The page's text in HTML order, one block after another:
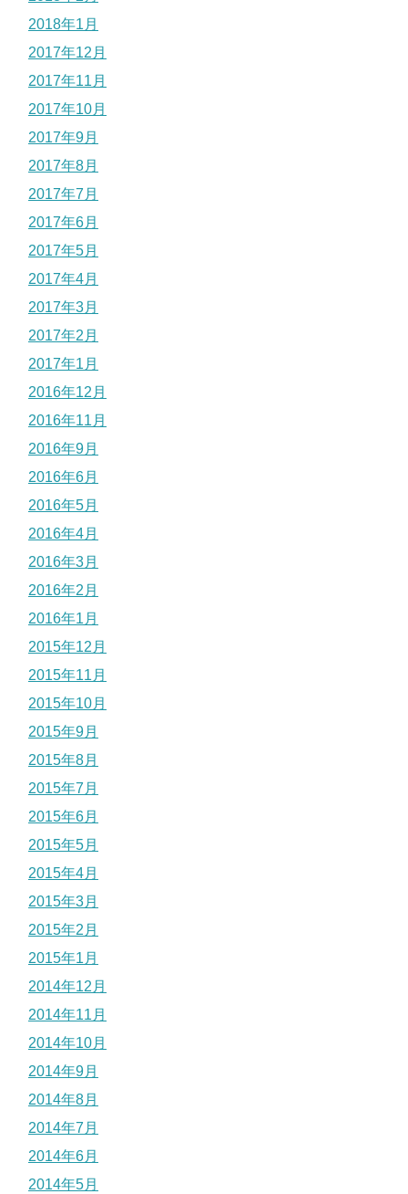
2018年1月
2017年12月
2017年11月
2017年10月
2017年9月
2017年8月
2017年7月
2017年6月
2017年5月
2017年4月
2017年3月
2017年2月
2017年1月
2016年12月
2016年11月
2016年9月
2016年6月
2016年5月
2016年4月
2016年3月
2016年2月
2016年1月
2015年12月
2015年11月
2015年10月
2015年9月
2015年8月
2015年7月
2015年6月
2015年5月
2015年4月
2015年3月
2015年2月
2015年1月
2014年12月
2014年11月
2014年10月
2014年9月
2014年8月
2014年7月
2014年6月
2014年5月